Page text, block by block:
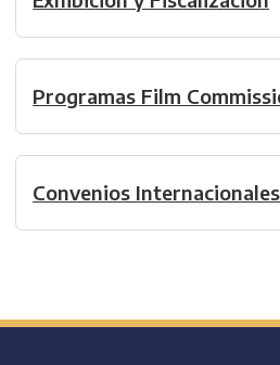
Programas Film
Convenios Internacionales